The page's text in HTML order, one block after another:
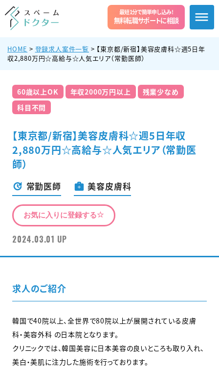
最短1分で簡単申し込み!
無料転職サポートに相談
HOME > 登録求人案件一覧 > 【東京都/新宿】美容皮膚科☆週5日年
収2,880万円☆高給与☆人気エリア（常勤医師）
60歳以上OK 年収2000万円以上
残業少なめ
科目不問
【東京都/新宿】美容皮膚科☆週5日年収
2,880万円☆高給与☆人気エリア（常勤医
師）
常勤医師 美容皮膚科
お気に入りに登録する
2024.03.01 UP
求人のご紹介
韓国で40院以上、全世界で80院以上が展開されている皮膚
科・美容外科 の日本院となります。
クリニックでは、韓国美容に日本美容の良いところも取り入れ、
美白・美肌に注力した施術を行っております。